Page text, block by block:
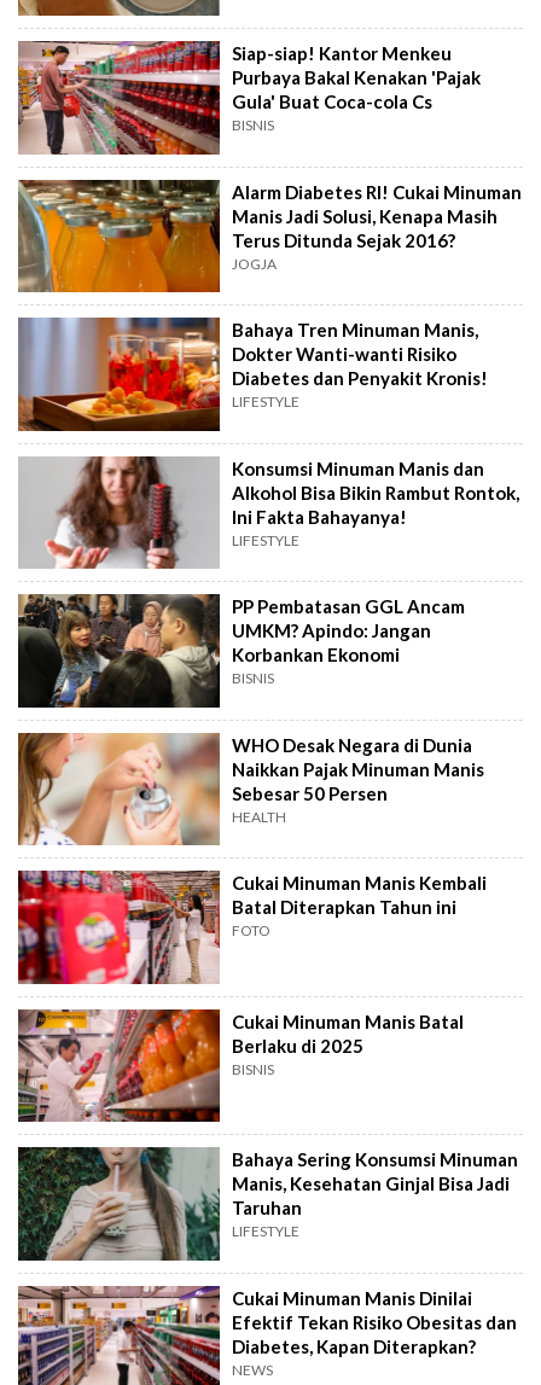
Siap-siap! Kantor Menkeu
Purbaya Bakal Kenakan 'Pajak
Gula' Buat Coca-cola Cs
BISNIS
Alarm Diabetes RI! Cukai Minuman
Manis Jadi Solusi, Kenapa Masih
Terus Ditunda Sejak 2016?
JOGJA
Bahaya Tren Minuman Manis,
Dokter Wanti-wanti Risiko
Diabetes dan Penyakit Kronis!
LIFESTYLE
Konsumsi Minuman Manis dan
Alkohol Bisa Bikin Rambut Rontok,
Ini Fakta Bahayanya!
LIFESTYLE
PP Pembatasan GGL Ancam
UMKM? Apindo: Jangan
Korbankan Ekonomi
BISNIS
WHO Desak Negara di Dunia
Naikkan Pajak Minuman Manis
Sebesar 50 Persen
HEALTH
Cukai Minuman Manis Kembali
Batal Diterapkan Tahun ini
FOTO
Cukai Minuman Manis Batal
Berlaku di 2025
BISNIS
Bahaya Sering Konsumsi Minuman
Manis, Kesehatan Ginjal Bisa Jadi
Taruhan
LIFESTYLE
Cukai Minuman Manis Dinilai
Efektif Tekan Risiko Obesitas dan
Diabetes, Kapan Diterapkan?
NEWS